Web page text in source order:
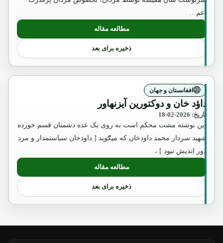
اعم…
مطالعه مقاله: امیر عبدالرحمن خان
ذخیره برای بعد
افغانستان و جهان
داؤد خان و دوکتورین آیزنهاور
تاریخ: 2026-02-18
این نوشته مشت محکم است به روی یک عده دشمنان قسم خورده
شهید سردار محمد داودخان که میګوید [ داودخان سیاستمدار و مرد
دور اندیش نبود ] ،
مطالعه مقاله: داؤد خان و دوکتورین آیزنهاور
ذخیره برای بعد